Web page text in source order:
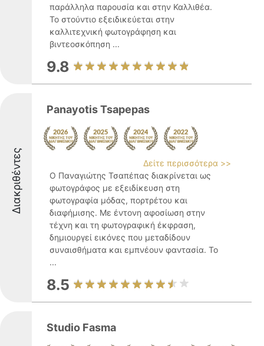
παράλληλα παρουσία και στην Καλλιθέα.
Το στούντιο εξειδικεύεται στην
καλλιτεχνική φωτογράφηση και
βιντεοσκόπηση ...
9.8
Διακριθέντες
Panayotis Tsapepas
Δείτε περισσότερα >>
Ο Παναγιώτης Τσαπέπας διακρίνεται ως
φωτογράφος με εξειδίκευση στη
φωτογραφία μόδας, πορτρέτου και
διαφήμισης. Με έντονη αφοσίωση στην
τέχνη και τη φωτογραφική έκφραση,
δημιουργεί εικόνες που μεταδίδουν
συναισθήματα και εμπνέουν φαντασία. Το
...
8.5
Studio Fasma